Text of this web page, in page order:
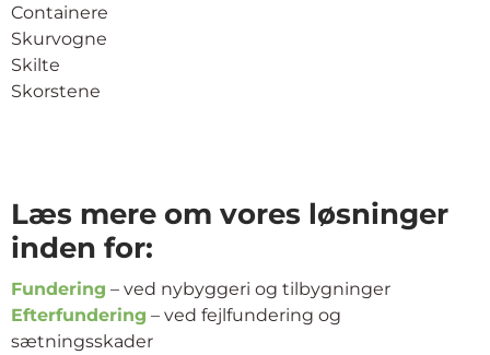
Containere
Skurvogne
Skilte
Skorstene
Læs mere om vores løsninger
inden for:
Fundering – ved nybyggeri og tilbygninger
Efterfundering – ved fejlfundering og
sætningsskader